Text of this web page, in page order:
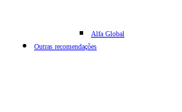
Alfa Global
Outras recomendações